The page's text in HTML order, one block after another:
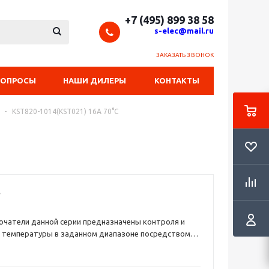
+7 (495) 899 38 58
s-elec@mail.ru
ЗАКАЗАТЬ ЗВОНОК
НАШИ ДИЛЕРЫ КОНТАКТЫ
- KST820-1014(KST021) 16А 70°C
данной серии предназначены контроля и
температуры в заданном диапазоне посредством
электрической цепи.Замыкание и